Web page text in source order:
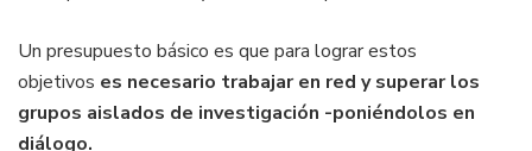
Un presupuesto básico es que para lograr estos
objetivos es necesario trabajar en red y superar los
grupos aislados de investigación -poniéndolos en
diálogo.